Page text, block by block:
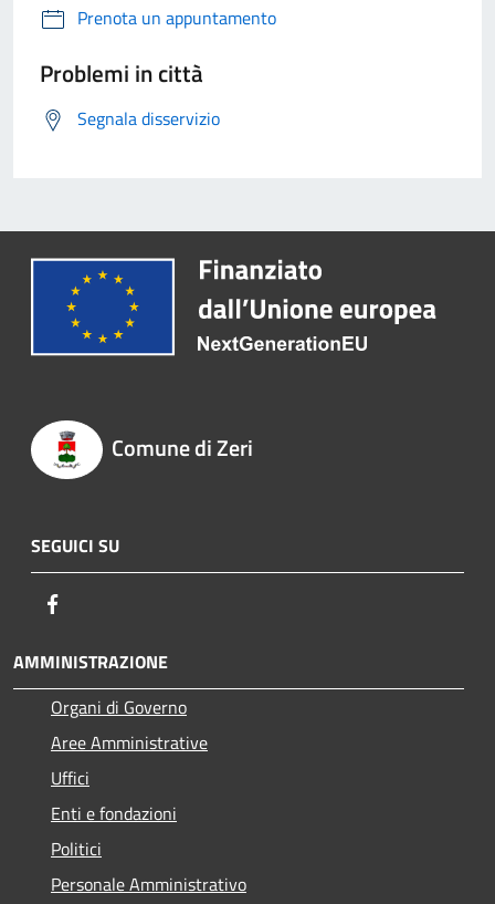
Prenota un appuntamento
Problemi in città
Segnala disservizio
Comune di Zeri
SEGUICI SU
AMMINISTRAZIONE
Organi di Governo
Aree Amministrative
Uffici
Enti e fondazioni
Politici
Personale Amministrativo